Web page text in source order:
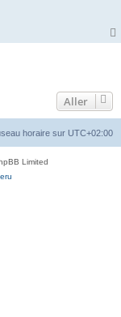
Aller
horaire sur UTC+02:00
Limited